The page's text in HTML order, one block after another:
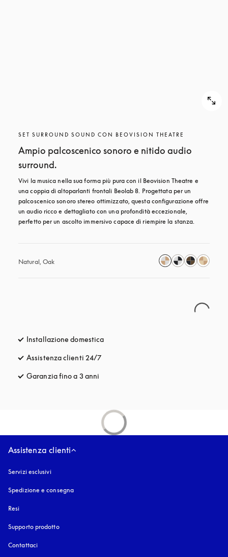
SET SURROUND SOUND CON BEOVISION THEATRE
Ampio palcoscenico sonoro e nitido audio
surround.
Vivi la musica nella sua forma più pura con il Beovision Theatre e
una coppia di altoparlanti frontali Beolab 8. Progettata per un
palcoscenico sonoro stereo ottimizzato, questa configurazione offre
un audio ricco e dettagliato con una profondità eccezionale,
perfetto per un ascolto immersivo capace di riempire la stanza.
Natural, Oak
Installazione domestica
Assistenza clienti 24/7
Garanzia fino a 3 anni
Assistenza clienti
Servizi esclusivi
Spedizione e consegna
Resi
Supporto prodotto
Contattaci